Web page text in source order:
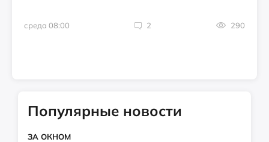
среда 08:00 2 290
Популярные новости
ЗА ОКНОМ